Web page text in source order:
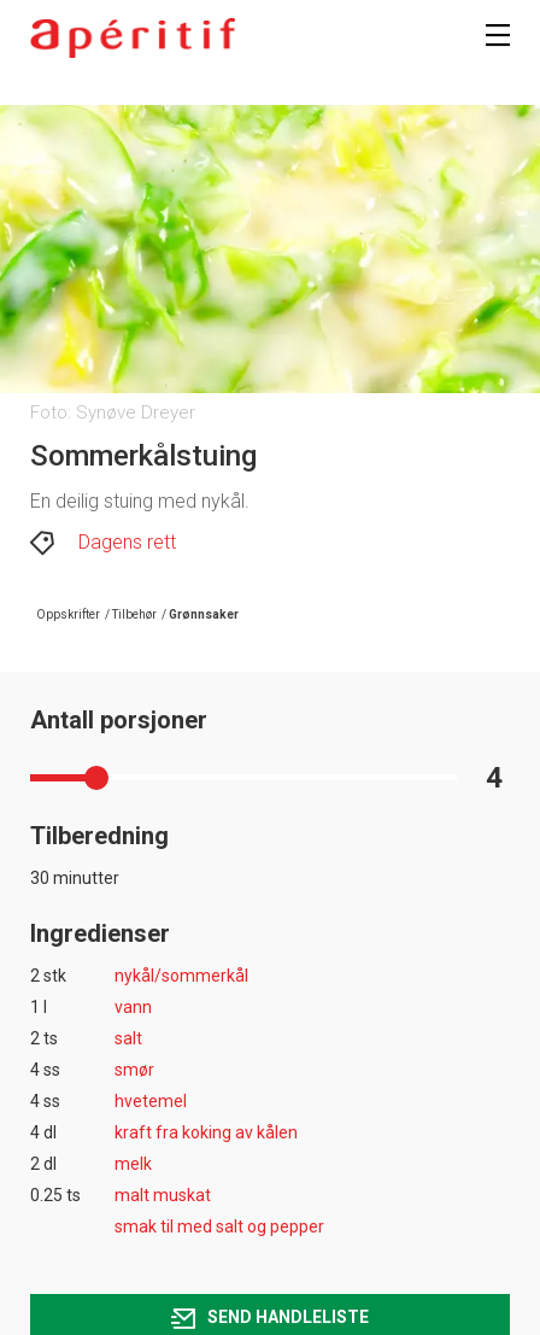
Foto: Synøve Dreyer
Sommerkålstuing
En deilig stuing med nykål.
Dagens rett
Oppskrifter /Tilbehør /Grønnsaker
Antall porsjoner
4
Tilberedning
30 minutter
Ingredienser
2 stk
nykål/sommerkål
1 l
vann
2 ts
salt
4 ss
smør
4 ss
hvetemel
4 dl
kraft fra koking av kålen
2 dl
melk
0.25 ts
malt muskat
smak til med salt og pepper
SEND HANDLELISTE